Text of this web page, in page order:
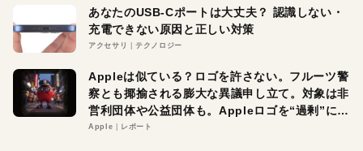
あなたのUSB-Cポートは大丈夫？ 認識しない・
充電できない原因と正しい対策
アクセサリ テクノロジー
Appleは似ている？ロゴを許さない。フルーツ警
察とも揶揄される膨大な異議申し立て。対象は非
営利団体や公益団体も。Appleロゴを“過剰”に守
る理由とは
Apple レポート